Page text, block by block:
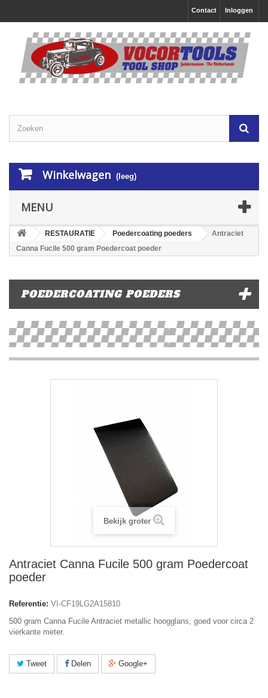
Inloggen
Contact
Winkelwagen (leeg)
MENU
RESTAURATIE Poedercoating poeders
Antraciet
Canna Fucile 500 gram Poedercoat poeder
POEDERCOATING POEDERS
Bekijk groter
Antraciet Canna Fucile 500 gram Poedercoat
poeder
Referentie: VI-CF19LG2A15810
500 gram Canna Fucile Antraciet metallic hoogglans, goed voor circa 2
vierkante meter.
Tweet Delen Google+